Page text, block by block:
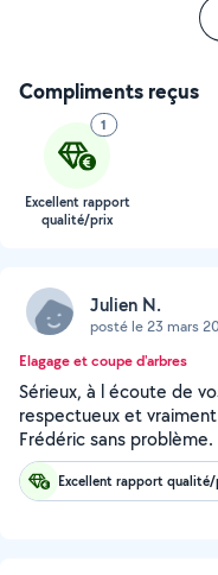
Compliments reçus
1
Excellent rapport
qualité/prix
Julien N.
posté le 23 mars
Elagage et coupe d'arbres
Sérieux, à l écoute de
respectueux et
Frédéric sans problème.
Excellent rapport